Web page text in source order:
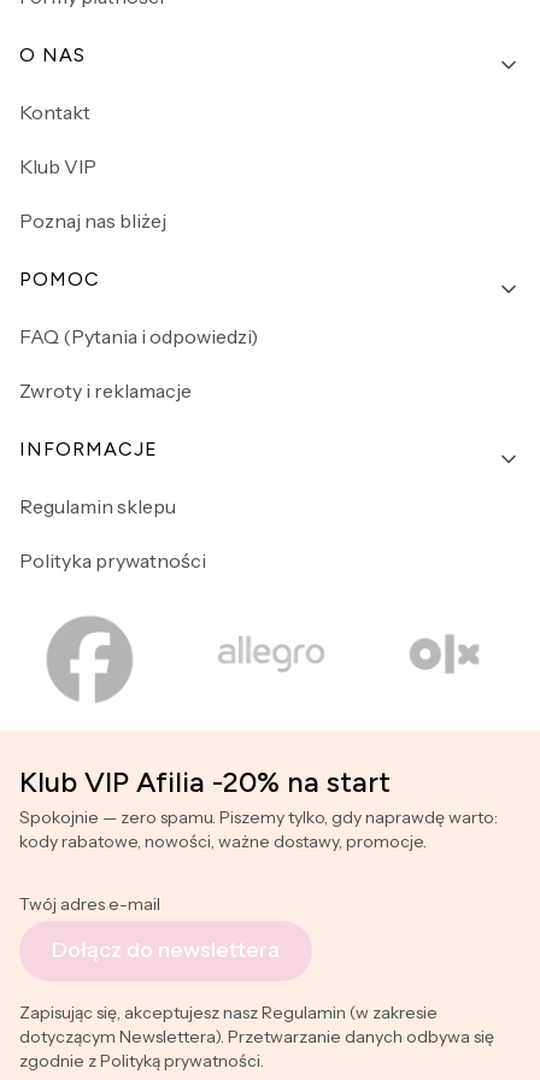
O NAS
Kontakt
Klub VIP
Poznaj nas bliżej
POMOC
FAQ (Pytania i odpowiedzi)
Zwroty i reklamacje
INFORMACJE
Regulamin sklepu
Polityka prywatności
Klub VIP Afilia -20% na start
Spokojnie — zero spamu. Piszemy tylko, gdy naprawdę warto:
kody rabatowe, nowości, ważne dostawy, promocje.
Twój adres e-mail
Dołącz do newslettera
Zapisując się, akceptujesz nasz Regulamin (w zakresie
dotyczącym Newslettera). Przetwarzanie danych odbywa się
zgodnie z Polityką prywatności.